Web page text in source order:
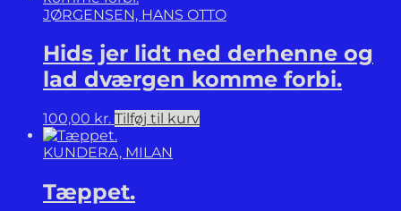
JØRGENSEN, HANS OTTO
Hids jer lidt ned derhenne og
lad dværgen komme forbi.
100,00 kr. Tilføj til kurv
KUNDERA, MILAN
Tæppet.